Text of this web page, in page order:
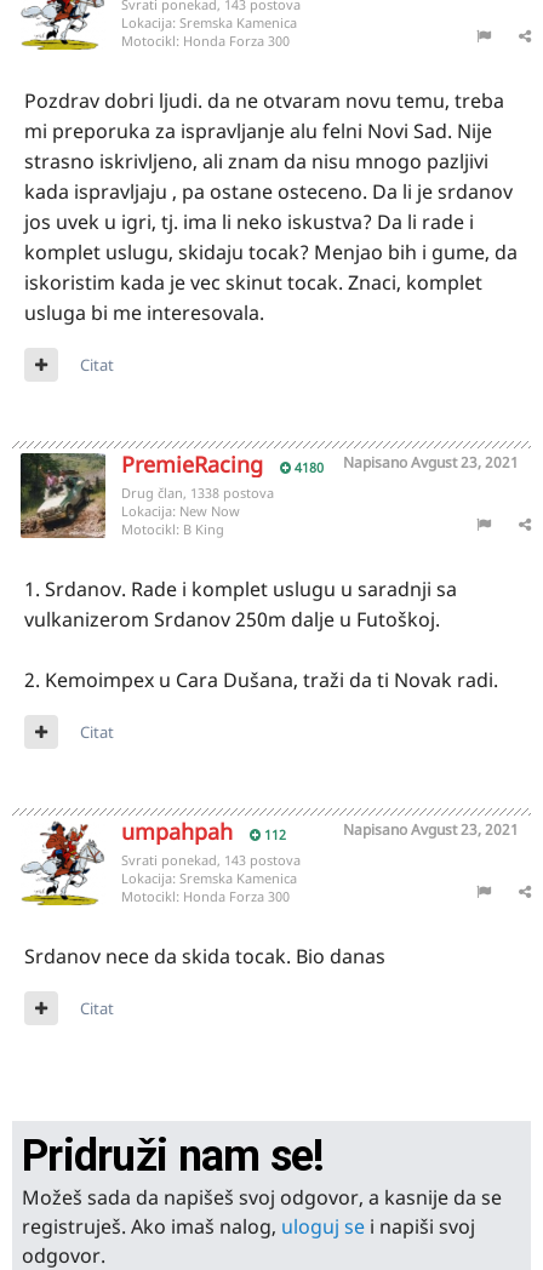
Svrati ponekad, 143 postova
Lokacija: Sremska Kamenica
Motocikl: Honda Forza 300
Pozdrav dobri ljudi. da ne otvaram novu temu, treba
mi preporuka za ispravljanje alu felni Novi Sad. Nije
strasno iskrivljeno, ali znam da nisu mnogo pazljivi
kada ispravljaju , pa ostane osteceno. Da li je srdanov
jos uvek u igri, tj. ima li neko iskustva? Da li rade i
komplet uslugu, skidaju tocak? Menjao bih i gume, da
iskoristim kada je vec skinut tocak. Znaci, komplet
usluga bi me interesovala.
Citat
PremieRacing 4180 NapisanoAvgust 23, 2021
Drug član, 1338 postova
Lokacija: New Now
Motocikl: B King
1. Srdanov. Rade i komplet uslugu u saradnji sa
vulkanizerom Srdanov 250m dalje u Futoškoj.
2. Kemoimpex u Cara Dušana, traži da ti Novak radi.
Citat
umpahpah 112 NapisanoAvgust 23, 2021
Svrati ponekad, 143 postova
Lokacija: Sremska Kamenica
Motocikl: Honda Forza 300
Srdanov nece da skida tocak. Bio danas
Citat
Pridruži nam se!
Možeš sada da napišeš svoj odgovor, a kasnije da se
registruješ. Ako imaš nalog, uloguj se i napiši svoj
odgovor.